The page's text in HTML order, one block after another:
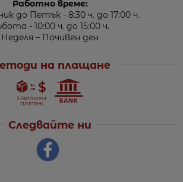
Работно време:
до Петък - 8:30 ч. до 17:00 ч.
- 10:00 ч. до 15:00 ч.
Неделя – Почивен ден
на плащане
Следвайте ни